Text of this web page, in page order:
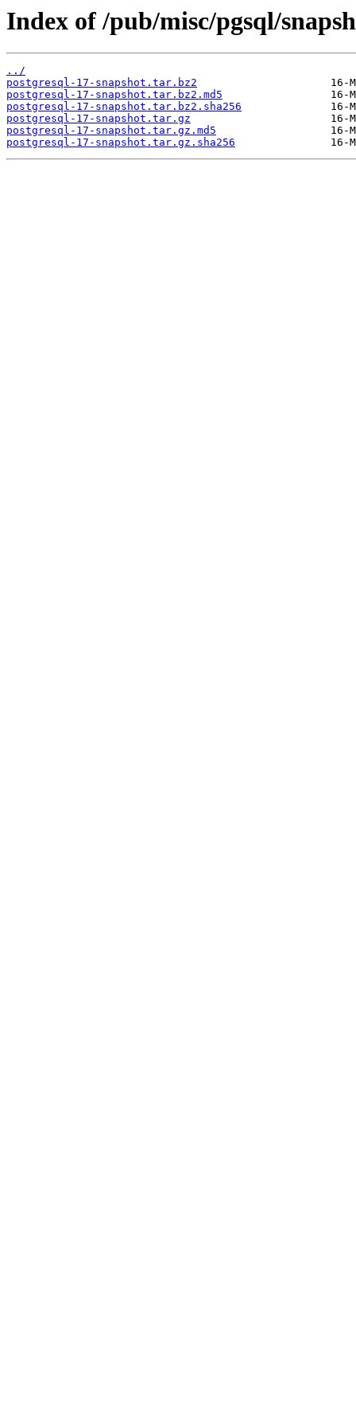
Index of /pub/misc/pgsql/
../
postgresql-17-snapshot.tar.bz2
postgresql-17-snapshot.tar.bz2.md5
postgresql-17-snapshot.tar.bz2.sha256
postgresql-17-snapshot.tar.gz
postgresql-17-snapshot.tar.gz.md5
postgresql-17-snapshot.tar.gz.sha256